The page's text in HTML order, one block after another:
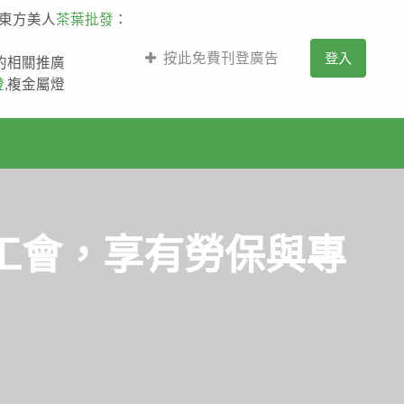
方美人 茶葉批發 ：
相關推廣
,複金屬燈
按此免費刊登廣告 登入
會，享有勞保與專